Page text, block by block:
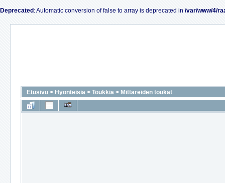
Deprecated : Automatic conversion of false to array is deprecated in /var/www/4/
Etusivu > Hyönteisiä > Toukkia > Mittareiden toukat